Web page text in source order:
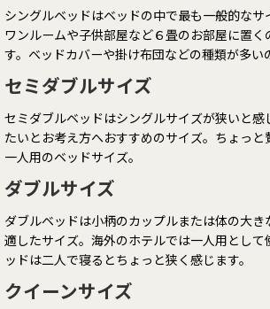
シングルベッドはベッドの中で最も一般的なサ
ワンルームや子供部屋など６畳のお部屋に置く
す。ベッドカバーや掛け布団などの種類が多い
セミダブルサイズ
セミダブルベッドはシングルサイズが狭いと感
たいとお考え方へおすすめのサイズ。ちょっと
一人用のベッドサイズ。
ダブルサイズ
ダブルベッドは小柄のカップルまたは体の大き
適したサイズ。海外のホテルでは一人用として
ッドは二人で寝るとちょっと狭く感じます。
クイーンサイズ